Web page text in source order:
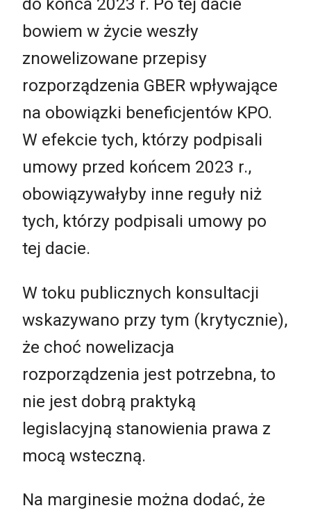
do końca 2023 r. Po tej dacie
bowiem w życie weszły
znowelizowane przepisy
rozporządzenia GBER wpływające
na obowiązki beneficjentów KPO.
W efekcie tych, którzy podpisali
umowy przed końcem 2023 r.,
obowiązywałyby inne reguły niż
tych, którzy podpisali umowy po
tej dacie.
W toku publicznych konsultacji
wskazywano przy tym (krytycznie),
że choć nowelizacja
rozporządzenia jest potrzebna, to
nie jest dobrą praktyką
legislacyjną stanowienia prawa z
mocą wsteczną.
Na marginesie można dodać, że